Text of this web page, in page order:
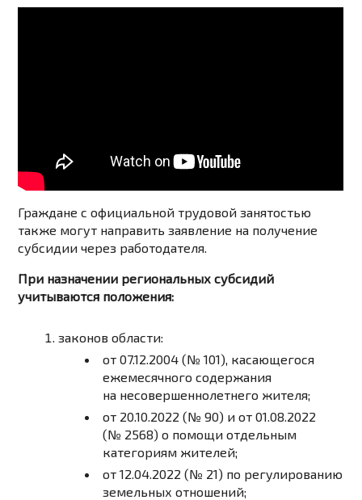
Граждане с официальной трудовой занятостью
также могут направить заявление на получение
субсидии через работодателя.
При назначении региональных субсидий
учитываются положения:
законов области:
от 07.12.2004 (№ 101), касающегося
ежемесячного содержания
на несовершеннолетнего жителя;
от 20.10.2022 (№ 90) и от 01.08.2022
(№ 2568) о помощи отдельным
категориям жителей;
от 12.04.2022 (№ 21) по регулированию
земельных отношений;